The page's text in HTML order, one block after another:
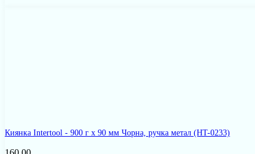
Киянка Intertool - 900 г х 90 мм Чорна, ручка метал (HT-0233)